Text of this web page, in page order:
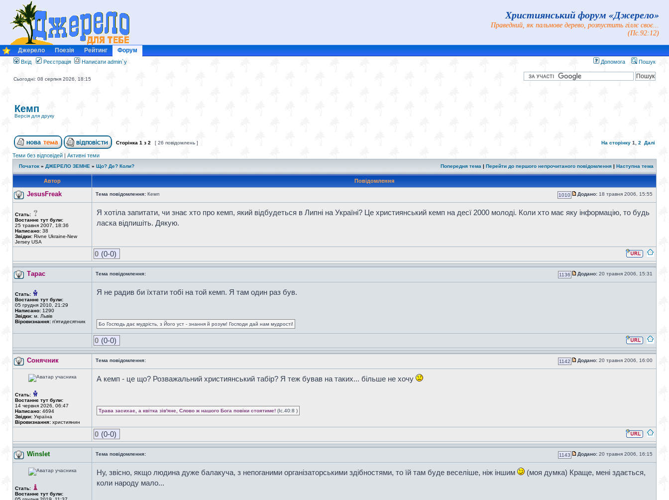
Християнський форум «Джерело»
Праведний, як пальмове дерево, розпустить гіллє своє...
(Пс.92:12)
Джерело Поезія Рейтинг Форум
Вхід Реєстрація Написати admin`у Допомога Пошук
Сьогодні: 08 серпня 2026, 18:15
Кемп
Версія для друку
Сторінка 1 з 2 [ 26 повідомлень ] На сторінку 1 2 Далі
Теми без відповідей | Активні теми
Початок » ДЖЕРЕЛО ЗЕМНЕ » Що? Де? Коли? Попередня тема | Перейти до першого непрочитаного повідомлення | Наступна тема
Автор Повідомлення
JesusFreak Тема повідомлення: Кемп 1010 Додано: 18 травня 2006, 15:55
Стать:
Востаннє тут були:
25 травня 2007, 18:36
Написано: 38
Звідки: Rivne Ukraine-New
Jersey USA
Я хотіла запитати, чи знає хто про кемп, який відбудеться в Липні на Україні? Це xристиянський кемп на десї 2000 молоді. Коли xто має яку інформацію, то будь
ласка відпишіть. Дякую.
0 (0-0)
Тарас Тема повідомлення: 1136 Додано: 20 травня 2006, 15:31
Стать:
Востаннє тут були:
05 грудня 2010, 21:29
Написано: 1290
Звідки: м. Львів
Віровизнання: п'ятидесятник
Я не радив би їхтати тобі на той кемп. Я там один раз був.
Бо Господь дає мудрість, з Його уст - знання й розум! Господи дай нам мудрості!
0 (0-0)
Сонячник Тема повідомлення: 1142 Додано: 20 травня 2006, 16:00
Стать:
Востаннє тут були:
14 червня 2026, 06:47
Написано: 4694
Звідки: Україна
Віровизнання: християнин
А кемп - це що? Розважальний християнський табір? Я теж бував на таких... більше не хочу
Трава засихає, а квітка зів'яне, Слово ж нашого Бога повіки стоятиме! (Іс.40:8 )
0 (0-0)
Winslet Тема повідомлення: 1143 Додано: 20 травня 2006, 16:15
Стать:
Востаннє тут були:
Ну, звісно, якщо людина дуже балакуча, з непоганими організаторськими здібностями, то їй там буде веселіше, ніж іншим
(моя думка) Краще, мені здається,
коли народу мало...